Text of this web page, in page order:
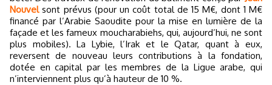
Nouvelsont prévus (pour un coût total de 15 M€, dont 1 M€
financé par l’Arabie Saoudite pour la mise en lumière de la
façade et les fameux moucharabiehs, qui, aujourd’hui, ne sont
plus mobiles). La Lybie, l’Irak et le Qatar, quant à eux,
reversent de nouveau leurs contributions à la fondation,
dotée en capital par les membres de la Ligue arabe, qui
n’interviennent plus qu’à hauteur de 10 %.